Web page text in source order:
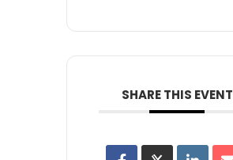
SHARE THIS EVENT